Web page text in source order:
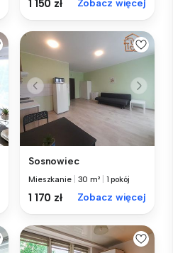
1 150 zł Zobacz więcej
Sosnowiec
Mieszkanie 30 m² 1 pokój
1 170 zł Zobacz więcej